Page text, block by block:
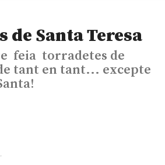
de Santa Teresa
feia torradetes de
tant en tant... excepte